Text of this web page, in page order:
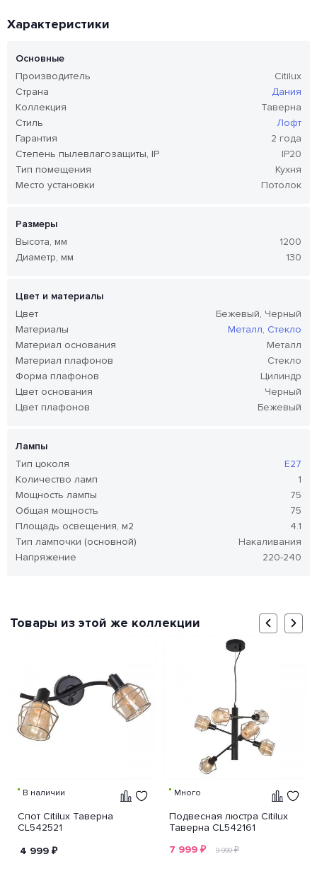
Характеристики
Основные
Производитель
Citilux
Страна
Дания
Коллекция
Таверна
Стиль
Лофт
Гарантия
2 года
Степень пылевлагозащиты, IP
IP20
Тип помещения
Кухня
Место установки
Потолок
Размеры
Высота, мм
1200
Диаметр, мм
130
Цвет и материалы
Цвет
Бежевый, Черный
Материалы
Металл, Стекло
Материал основания
Металл
Материал плафонов
Стекло
Форма плафонов
Цилиндр
Цвет основания
Черный
Цвет плафонов
Бежевый
Лампы
Тип цоколя
E27
Количество ламп
1
Мощность лампы
75
Общая мощность
75
Площадь освещения, м2
4.1
Тип лампочки (основной)
Накаливания
Напряжение
220-240
Товары из этой же коллекции
В наличии
Спот Citilux Таверна
CL542521
4 999 ₽
Много
Подвесная люстра Citilux
Таверна CL542161
7 999 ₽ 9 990₽